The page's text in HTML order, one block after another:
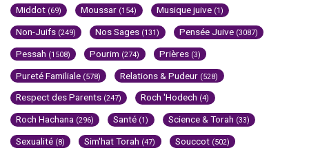
Middot (69) Moussar (154) Musique juive (1)
Non-Juifs (249) Nos Sages (131) Pensée Juive (3087)
Pessah (1508) Pourim (274) Prières (3)
Pureté Familiale (578) Relations & Pudeur (528)
Respect des Parents (247) Roch 'Hodech (4)
Roch Hachana (296) Santé (1) Science & Torah (33)
Sexualité (8) Sim'hat Torah (47) Souccot (502)